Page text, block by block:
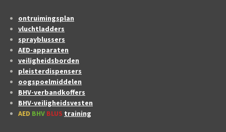
ontruimingsplan
vluchtladders
sprayblussers
AED-apparaten
veiligheidsborden
pleisterdispensers
oogspoelmiddelen
BHV-verbandkoffers
BHV-veiligheidsvesten
AED BHV BLUS training